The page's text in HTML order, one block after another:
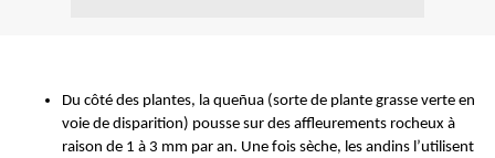
Du côté des plantes, la queñua (sorte de plante grasse verte en
voie de disparition) pousse sur des affleurements rocheux à
raison de 1 à 3 mm par an. Une fois sèche, les andins l’utilisent